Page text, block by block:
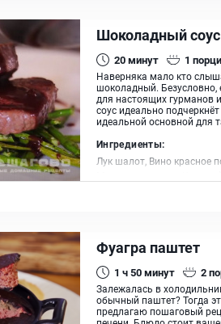
Шоколадный
20минут 1
Наверняка мало кто
шоколадный. Безусловно,
для настоящих гурманов
соус идеально
идеальной основной для
Ингредиенты:
Лук шалот, Вино красное
Фуагра паштет
1 ч 50минут 2
Залежалась в
обычный паштет? Тогда
предлагаю пошаговый